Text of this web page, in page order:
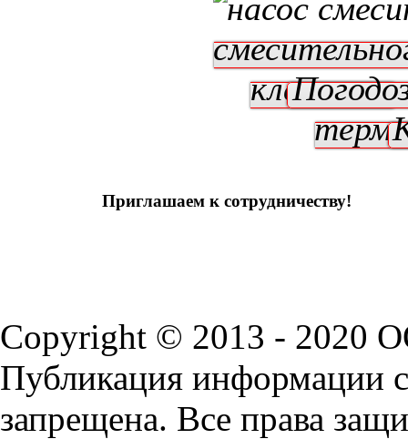
клапаном
Приглашаем к сотрудничеству!
Copyright © 2013 - 2020
Публикация информации
запрещена. Все права